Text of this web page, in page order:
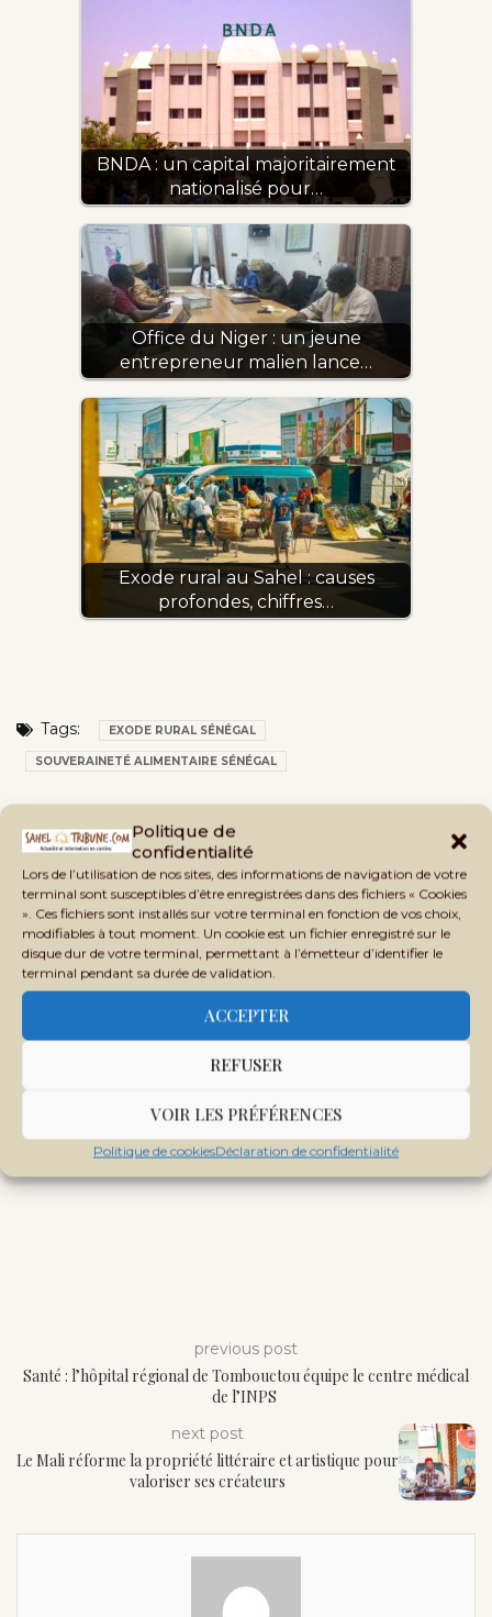
Politique de
confidentialité
Lors de l’utilisation de nos sites, des informations de navigation de votre
terminal sont susceptibles d’être enregistrées dans des fichiers « Cookies
». Ces fichiers sont installés sur votre terminal en fonction de vos choix,
modifiables à tout moment. Un cookie est un fichier enregistré sur le
disque dur de votre terminal, permettant à l’émetteur d’identifier le
terminal pendant sa durée de validation.
ACCEPTER
REFUSER
VOIR LES PRÉFÉRENCES
Politique de cookiesDéclaration de confidentialité
BNDA : un capital majoritairement
nationalisé pour…
Office du Niger : un jeune
entrepreneur malien lance…
Exode rural au Sahel : causes
profondes, chiffres…
Tags: EXODE RURAL SÉNÉGAL
SOUVERAINETÉ ALIMENTAIRE SÉNÉGAL
previous post
Santé : l’hôpital régional de Tombouctou équipe le centre médical
de l’INPS
next post
Le Mali réforme la propriété littéraire et artistique pour
valoriser ses créateurs